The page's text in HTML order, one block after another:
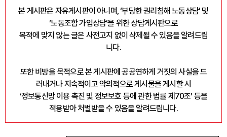
본 게시판은 자유게시판이 아니며, ‘부당한 권리침해 노동상담’ 및
‘노동조합 가입상담’을 위한 상담게시판으로
목적에 맞지 않는 글은 사전고지 없이 삭제될 수 있음을 알려드립
니다.
또한 비방을 목적으로 본 게시판에 공공연하게 거짓의 사실을 드
러내거나 지속적이고 악의적으로 게시물을 게시할 시
‘정보통신망 이용 촉진 및 정보보호 등에 관한 법률 제70조’ 등을
적용받아 처벌받을 수 있음을 알려드립니다.
찾아보기
전국 노동상담소 안내
자료